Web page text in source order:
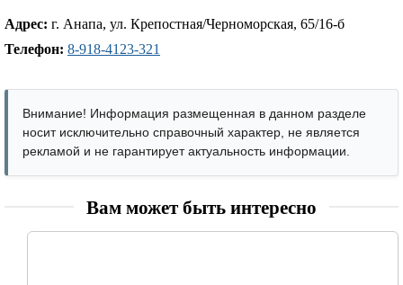
Адрес: г. Анапа, ул. Крепостная/Черноморская, 65/16-б
Телефон: 8-918-4123-321
Внимание! Информация размещенная в данном разделе
носит исключительно справочный характер, не является
рекламой и не гарантирует актуальность информации.
Вам может быть интересно